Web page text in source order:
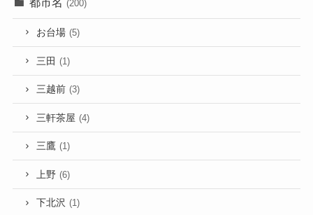
(200)
お台場 (5)
三田 (1)
三越前 (3)
三軒茶屋 (4)
三鷹 (1)
上野 (6)
下北沢 (1)